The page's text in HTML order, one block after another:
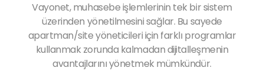
Vayonet, muhasebe işlemlerinin tek bir sistem
üzerinden yönetilmesini sağlar. Bu sayede
apartman/site yöneticileri için farklı programlar
kullanmak zorunda kalmadan dijitalleşmenin
avantajlarını yönetmek mümkündür.